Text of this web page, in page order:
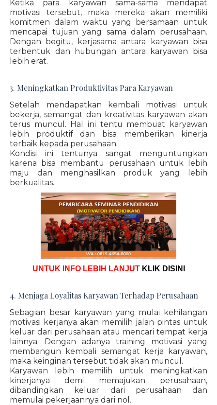
Ketika para karyawan sama-sama mendapat
motivasi tersebut, maka mereka akan memiliki
komitmen dalam waktu yang bersamaan untuk
mencapai tujuan yang sama dalam perusahaan.
Dengan begitu, kerjasama antara karyawan bisa
terbentuk dan hubungan antara karyawan bisa
lebih erat.
3. Meningkatkan Produktivitas Para Karyawan
Setelah mendapatkan kembali motivasi untuk
bekerja, semangat dan kreativitas karyawan akan
terus muncul. Hal ini tentu membuat karyawan
lebih produktif dan bisa memberikan kinerja
terbaik kepada perusahaan.
Kondisi ini tentunya sangat menguntungkan
karena bisa membantu perusahaan untuk lebih
maju dan menghasilkan produk yang lebih
berkualitas.
UNTUK INFO LEBIH LANJUT KLIK DISINI
4. Menjaga Loyalitas Karyawan Terhadap Perusahaan
Sebagian besar karyawan yang mulai kehilangan
motivasi kerjanya akan memilih jalan pintas untuk
keluar dari perusahaan atau mencari tempat kerja
lainnya. Dengan adanya training motivasi yang
membangun kembali semangat kerja karyawan,
maka keinginan tersebut tidak akan muncul.
Karyawan lebih memilih untuk meningkatkan
kinerjanya demi memajukan perusahaan,
dibandingkan keluar dari perusahaan dan
memulai pekerjaannya dari nol.